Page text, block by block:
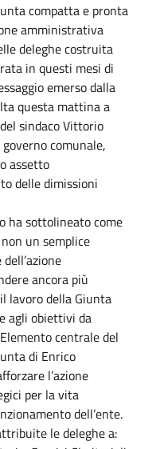
compatta e pronta
amministrativa
deleghe costruita
in questi mesi di
emerso dalla
questa mattina a
sindaco Vittorio
comunale,
assetto
delle dimissioni
ha sottolineato come
un semplice
ancora più
lavoro della Giunta
agli obiettivi da
centrale del
di Enrico
l’azione
per la vita
dell’ente.
le deleghe a: